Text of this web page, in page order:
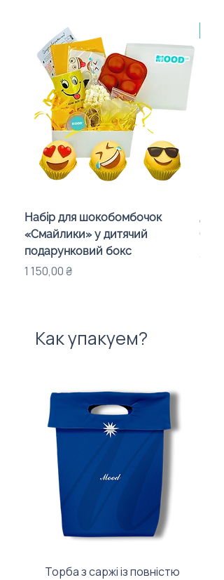
Набір для шокобомбочок
«Смайлики» у дитячий
подарунковий бокс
Цена
1 150,00 ₴
Цена
Как упакуем?
Торба з саржі із повністю